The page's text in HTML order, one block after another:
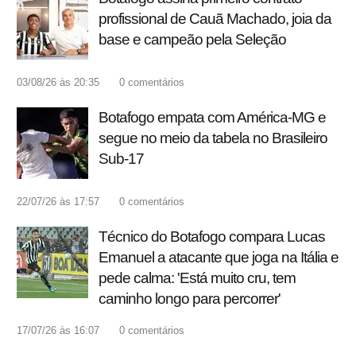
profissional de Cauã Machado, joia da
base e campeão pela Seleção
03/08/26 às 20:35 0 comentários
Botafogo empata com América-MG e
segue no meio da tabela no Brasileiro
Sub-17
22/07/26 às 17:57 0 comentários
Técnico do Botafogo compara Lucas
Emanuel a atacante que joga na Itália e
pede calma: 'Está muito cru, tem
caminho longo para percorrer'
17/07/26 às 16:07 0 comentários